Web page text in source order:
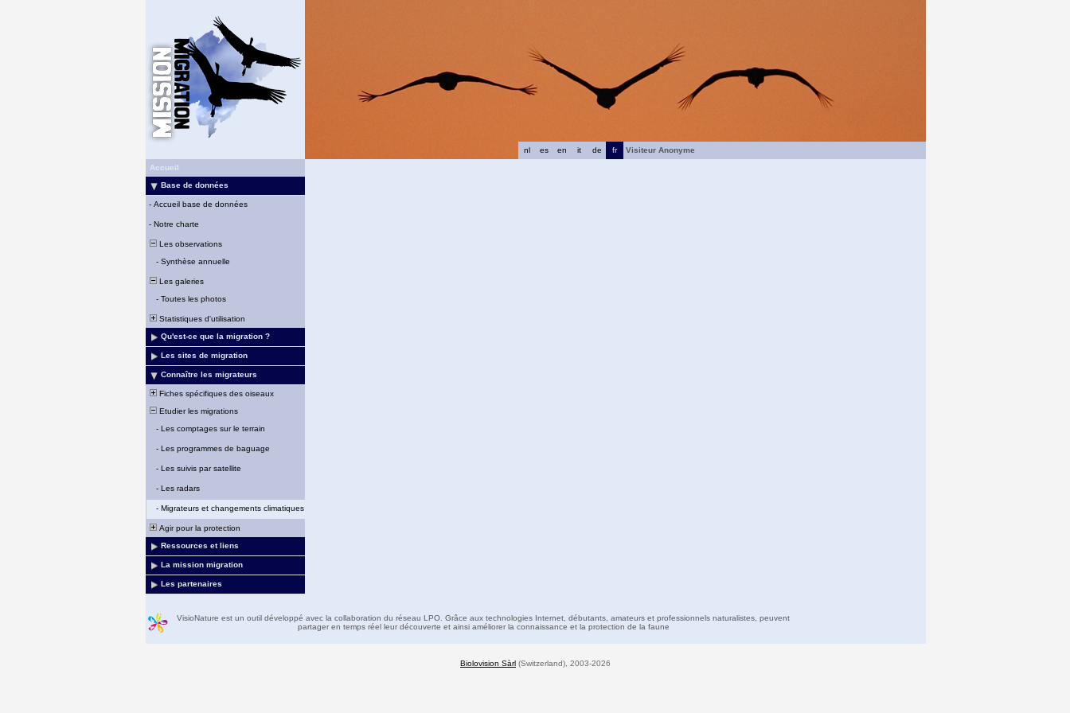
fr
de
it
en
es
nl
Visiteur Anonyme
Accueil
Base de données
- Accueil base de données
- Notre charte
Les observations
- Synthèse annuelle
Les galeries
- Toutes les photos
Statistiques d'utilisation
Qu'est-ce que la migration ?
Les sites de migration
Connaître les migrateurs
Fiches spécifiques des oiseaux
Etudier les migrations
- Les comptages sur le terrain
- Les programmes de baguage
- Les suivis par satellite
- Les radars
- Migrateurs et changements climatiques
Agir pour la protection
Ressources et liens
La mission migration
Les partenaires
VisioNature est un outil développé avec la collaboration du réseau LPO. Grâce aux technologies Internet, débutants, amateurs et professionnels naturalistes, peuvent
partager en temps réel leur découverte et ainsi améliorer la connaissance et la protection de la faune
Biolovision Sàrl (Switzerland), 2003-2026